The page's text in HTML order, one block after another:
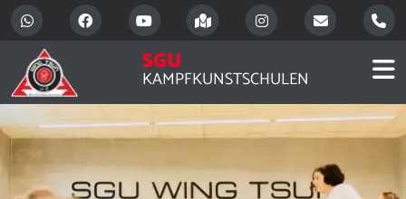
SGU
KAMPFKUNSTSCHULEN